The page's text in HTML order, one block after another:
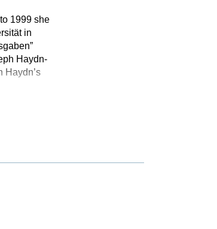
1999 she
in
Haydn-
Haydn’s